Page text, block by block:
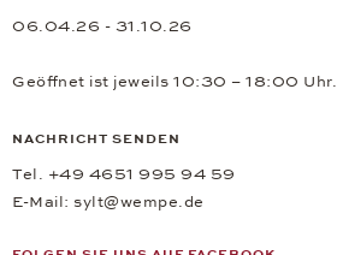
06.04.26 - 31.10.26
Geöffnet ist jeweils 10:30 – 18:00 Uhr.
NACHRICHT SENDEN
Tel. +49 4651 995 94 59
E-Mail: sylt@wempe.de